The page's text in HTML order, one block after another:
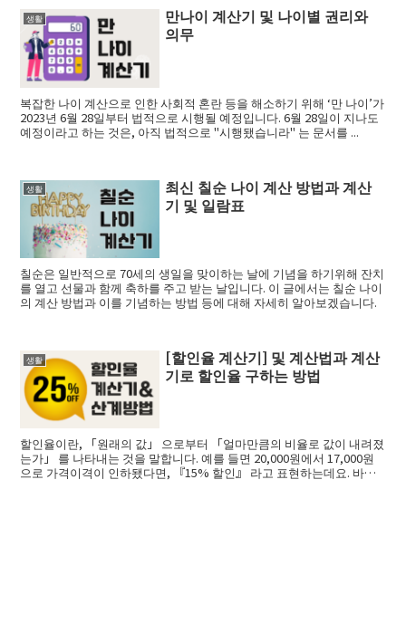
생활
만나이 계산기 및 나이별 권리와
의무
복잡한 나이 계산으로 인한 사회적 혼란 등을 해소하기 위해 ‘만 나이’가
2023년 6월 28일부터 법적으로 시행될 예정입니다. 6월 28일이 지나도
예정이라고 하는 것은, 아직 법적으로 "시행됐습니라" 는 문서를 ...
생활
최신 칠순 나이 계산 방법과 계산
기 및 일람표
칠순은 일반적으로 70세의 생일을 맞이하는 날에 기념을 하기위해 잔치
를 열고 선물과 함께 축하를 주고 받는 날입니다. 이 글에서는 칠순 나이
의 계산 방법과 이를 기념하는 방법 등에 대해 자세히 알아보겠습니다.
생활
[할인율 계산기] 및 계산법과 계산
기로 할인율 구하는 방법
할인율이란, 「원래의 값」 으로부터 「얼마만큼의 비율로 값이 내려졌
는가」 를 나타내는 것을 말합니다. 예를 들면 20,000원에서 17,000원
으로 가격이격이 인하됐다면, 『15% 할인』 라고 표현하는데요. 바로